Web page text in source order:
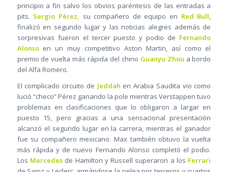
principio a fin salvo los obvios paréntesis de las entradas a
pits. Sergio Pérez, su compañero de equipo en Red Bull,
finalizó en segundo lugar y las noticias alegres además de
sorpresivas fueron el tercer puesto y podio de Fernando
Alonsoen un muy competitivo Aston Martin, así como el
premio de vuelta más rápida del chino Guanyu Zhou a bordo
del Alfa Romero.
El complicado circuito de Jeddah en Arabia Saudita vio como
lució “checo” Pérez ganando la pole mientras Verstappen tuvo
problemas en clasificaciones que lo obligaron a largar en
puesto 15, pero gracias a una sensacional presentación
alcanzó el segundo lugar en la carrera, mientras el ganador
fue su compañero mexicano. Max también obtuvo la vuelta
más rápida y de nuevo Fernando Alonso completó el podio.
Los Mercedesde Hamilton y Russell superaron a los Ferrari